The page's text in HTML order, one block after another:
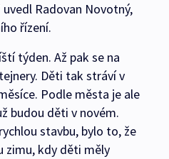
Radovan Novotný,
řízení.
týden. Až pak se na
Děti tak stráví v
Podle města je ale
budou děti v novém.
stavbu, bylo to, že
zimu, kdy děti měly